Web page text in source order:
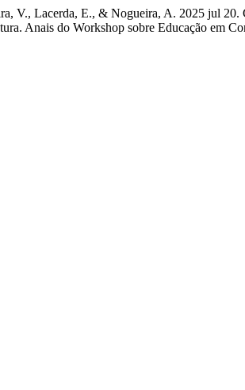
V., Lacerda, E., & Nogueira, A. 2025 jul
Anais do Workshop sobre Educação em